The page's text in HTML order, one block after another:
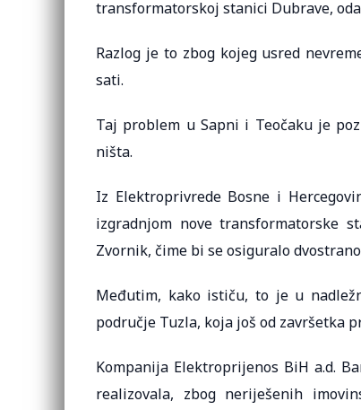
transformatorskoj stanici Dubrave,
Razlog je to zbog kojeg usred
sati.
Taj problem u Sapni i Teočaku je
ništa.
Iz Elektroprivrede Bosne i
izgradnjom nove transformatorske
Zvornik, čime bi se osiguralo
Međutim, kako ističu, to je u
područje Tuzla, koja još od završetka
Kompanija Elektroprijenos BiH a.d.
realizovala, zbog neriješenih